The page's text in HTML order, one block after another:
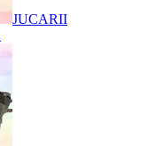
JUCARII